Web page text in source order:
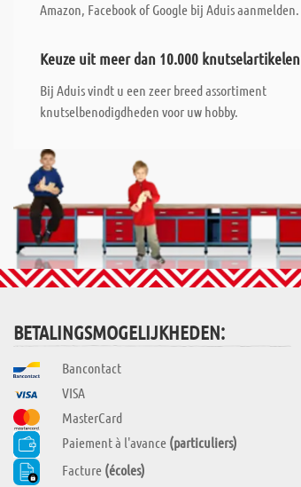
Amazon, Facebook of Google bij Aduis aanmelden.
Keuze uit meer dan 10.000 knutselartikelen
Bij Aduis vindt u een zeer breed assortiment
knutselbenodigdheden voor uw hobby.
BETALINGSMOGELIJKHEDEN:
Bancontact
VISA
MasterCard
Paiement à l'avance (particuliers)
Facture (écoles)